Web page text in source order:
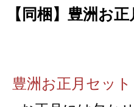
【同梱】豊洲お
豊洲お正月セット